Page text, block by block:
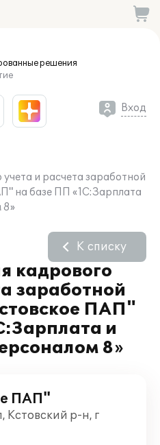
решения
Вход
и расчета заработной
на базе ПП «1С:Зарплата
8»
кадрового
заработной
ПАП"
и
8»
К списку
ПАП"
Кстовский р-н, г